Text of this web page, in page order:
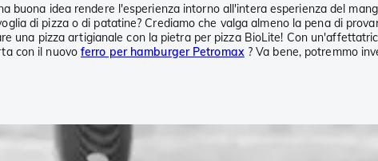
buona idea rendere l'esperienza intorno all'intera esperienza del
di pizza o di patatine? Crediamo che valga almeno la pena di
una pizza artigianale con la pietra per pizza BioLite! Con
con il nuovoferro per hamburger Petromax? Va bene, potremmo